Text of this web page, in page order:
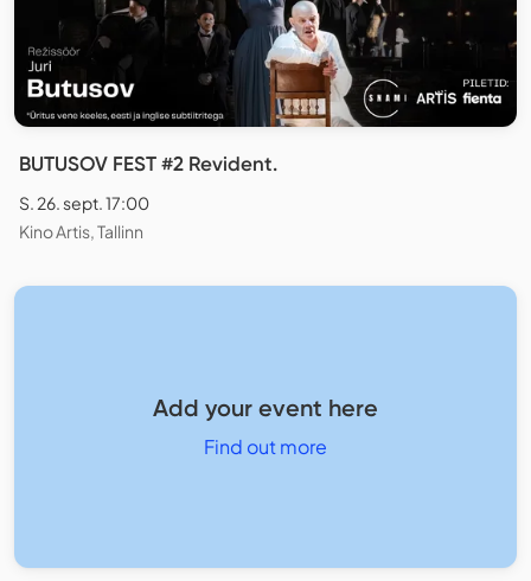
BUTUSOV FEST #2 Revident.
S. 26. sept. 17:00
Kino Artis, Tallinn
Add your event here
Find out more